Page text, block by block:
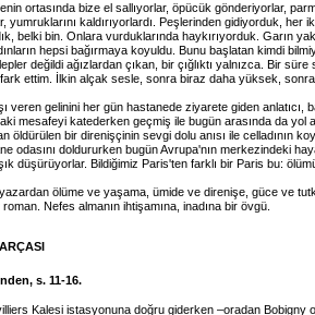
ortasında bize el sallıyorlar, öpücük gönderiyorlar,
yumruklarını kaldırıyorlardı. Peşlerinden gidiyorduk, her
belki bin. Onlara vurduklarında haykırıyorduk. Garın
hepsi bağırmaya koyuldu. Bunu başlatan kimdi
değildi ağızlardan çıkan, bir çığlıktı yalnızca. Bir süre
fark ettim. İlkin alçak sesle, sonra biraz daha yüksek,
veren gelinini her gün hastanede ziyarete giden anlatıcı,
mesafeyi katederken geçmiş ile bugün arasında da yol
öldürülen bir direnişçinin sevgi dolu anısı ile celladının
odasını doldururken bugün Avrupa'nın merkezindeki
düşürüyorlar. Bildiğimiz Paris'ten farklı bir Paris bu:
ölüme ve yaşama, ümide ve direnişe, güce ve
Nefes almanın ihtişamına, inadına bir övgü.
s. 11-16.
Kalesi istasyonuna doğru giderken –oradan Bobigny